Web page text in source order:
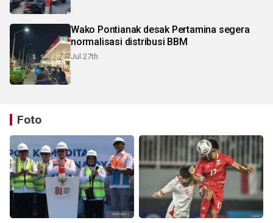
Wako Pontianak desak Pertamina segera
normalisasi distribusi BBM
Jul 27th
Foto